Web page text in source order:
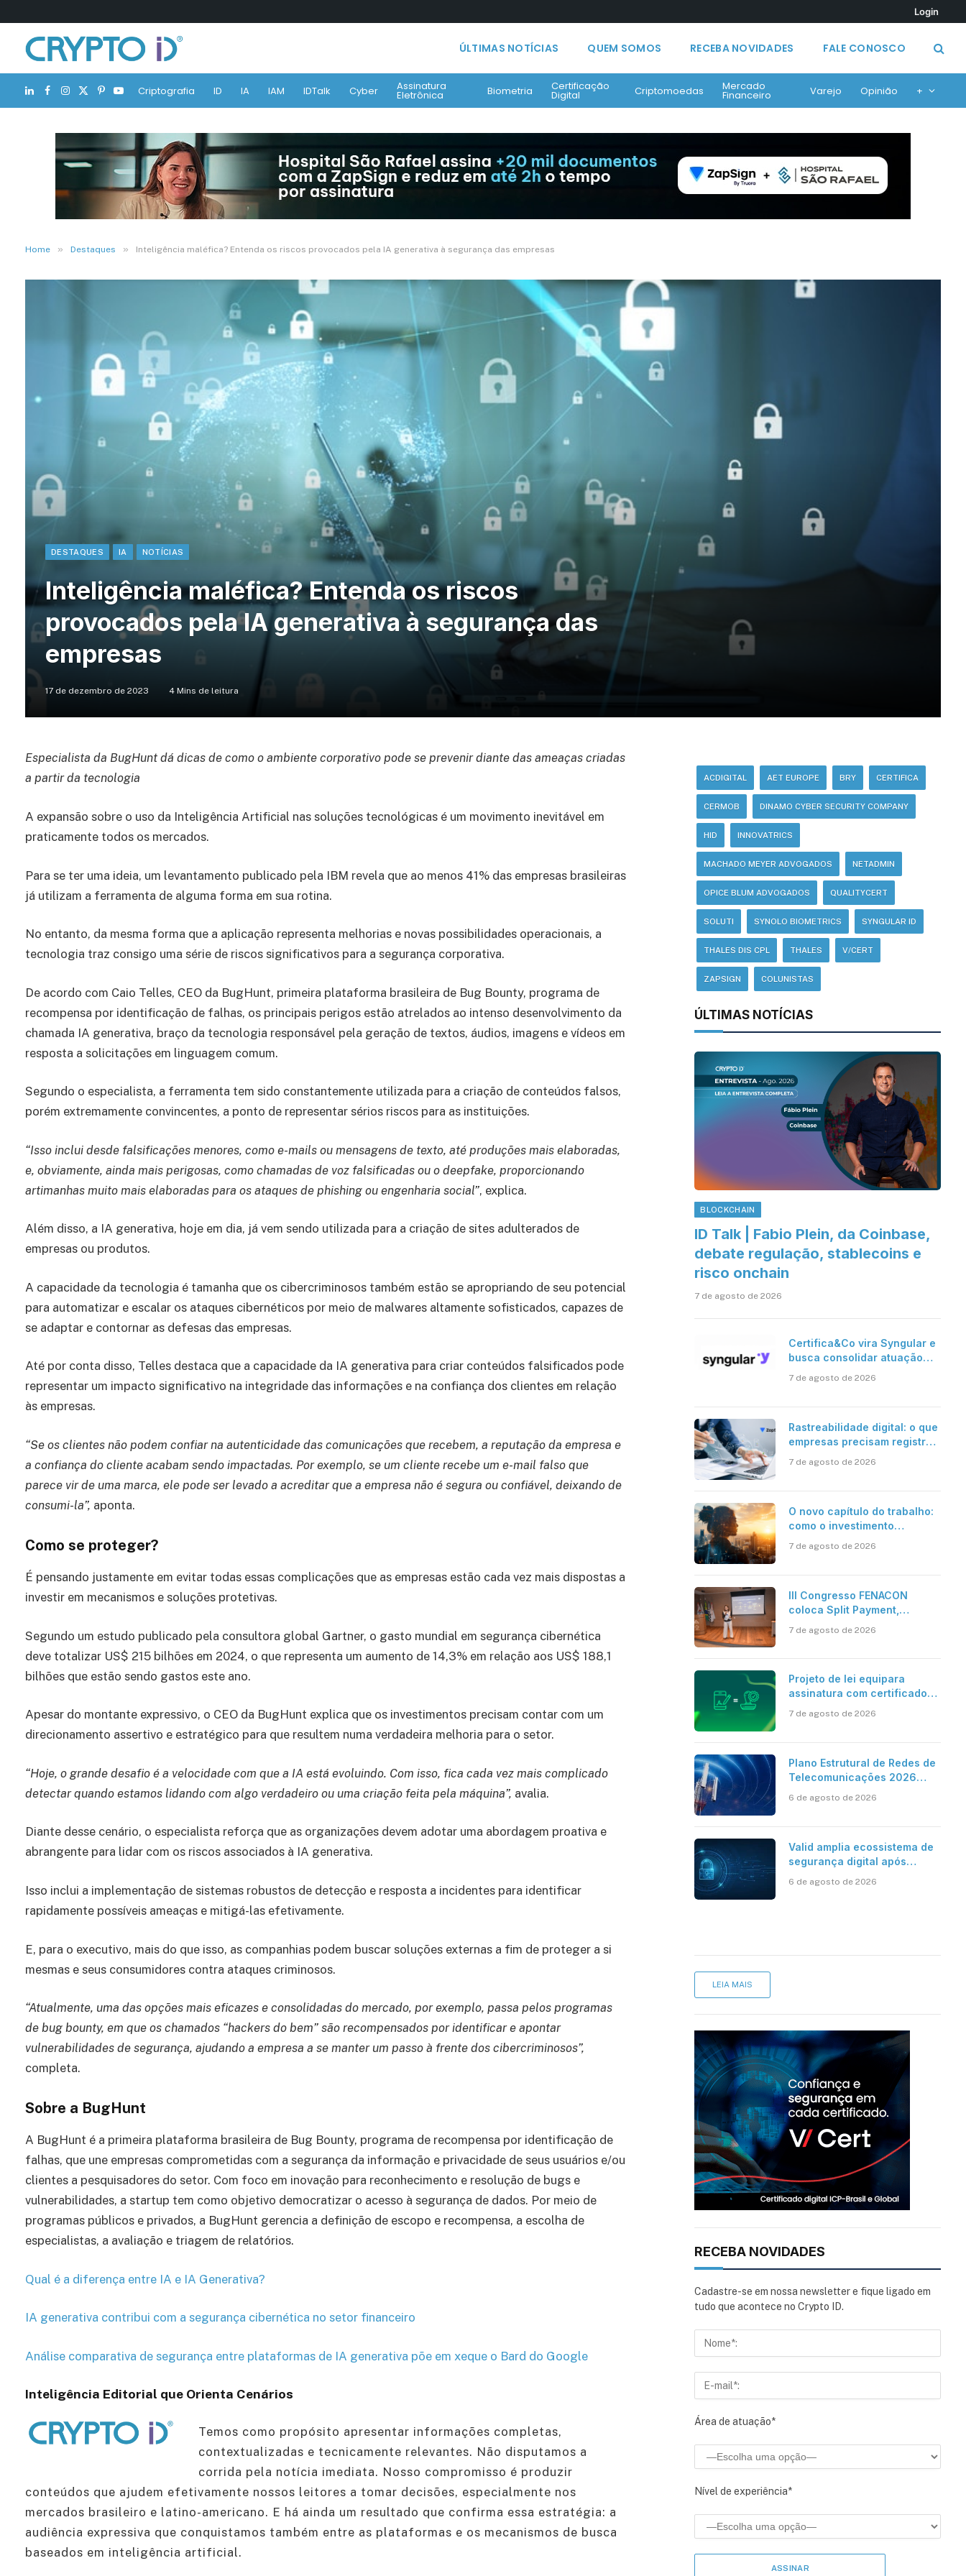
Login
ÚLTIMAS NOTÍCIAS QUEM SOMOS RECEBA NOVIDADES FALE CONOSCO
LinkedIn
Facebook
Instagram
X
(Twitter)
Pinterest
YouTubeCriptografia ID IA IAM IDTalk Cyber Assinatura
Eletrônica Biometria Certificação
Digital Criptomoedas Mercado
Financeiro Varejo Opinião +
Home » Destaques » Inteligência maléfica? Entenda os riscos provocados pela IA generativa à segurança das empresas
DESTAQUES IA NOTÍCIAS
Inteligência maléfica? Entenda os riscos
provocados pela IA generativa à segurança das
empresas
17 de dezembro de 2023 4 Mins de leitura
Especialista da BugHunt dá dicas de como o ambiente corporativo pode se prevenir diante das ameaças criadas
a partir da tecnologia
A expansão sobre o uso da Inteligência Artificial nas soluções tecnológicas é um movimento inevitável em
praticamente todos os mercados.
Para se ter uma ideia, um levantamento publicado pela IBM revela que ao menos 41% das empresas brasileiras
já utilizam a ferramenta de alguma forma em sua rotina.
No entanto, da mesma forma que a aplicação representa melhorias e novas possibilidades operacionais, a
tecnologia traz consigo uma série de riscos significativos para a segurança corporativa.
De acordo com Caio Telles, CEO da BugHunt, primeira plataforma brasileira de Bug Bounty, programa de
recompensa por identificação de falhas, os principais perigos estão atrelados ao intenso desenvolvimento da
chamada IA generativa, braço da tecnologia responsável pela geração de textos, áudios, imagens e vídeos em
resposta a solicitações em linguagem comum.
Segundo o especialista, a ferramenta tem sido constantemente utilizada para a criação de conteúdos falsos,
porém extremamente convincentes, a ponto de representar sérios riscos para as instituições.
“Isso inclui desde falsificações menores, como e-mails ou mensagens de texto, até produções mais elaboradas,
e, obviamente, ainda mais perigosas, como chamadas de voz falsificadas ou o deepfake, proporcionando
artimanhas muito mais elaboradas para os ataques de phishing ou engenharia social”, explica.
Além disso, a IA generativa, hoje em dia, já vem sendo utilizada para a criação de sites adulterados de
empresas ou produtos.
A capacidade da tecnologia é tamanha que os cibercriminosos também estão se apropriando de seu potencial
para automatizar e escalar os ataques cibernéticos por meio de malwares altamente sofisticados, capazes de
se adaptar e contornar as defesas das empresas.
Até por conta disso, Telles destaca que a capacidade da IA generativa para criar conteúdos falsificados pode
representar um impacto significativo na integridade das informações e na confiança dos clientes em relação
às empresas.
“Se os clientes não podem confiar na autenticidade das comunicações que recebem, a reputação da empresa e
a confiança do cliente acabam sendo impactadas. Por exemplo, se um cliente recebe um e-mail falso que
parece vir de uma marca, ele pode ser levado a acreditar que a empresa não é segura ou confiável, deixando de
consumi-la”, aponta.
Como se proteger?
É pensando justamente em evitar todas essas complicações que as empresas estão cada vez mais dispostas a
investir em mecanismos e soluções protetivas.
Segundo um estudo publicado pela consultora global Gartner, o gasto mundial em segurança cibernética
deve totalizar US$ 215 bilhões em 2024, o que representa um aumento de 14,3% em relação aos US$ 188,1
bilhões que estão sendo gastos este ano.
Apesar do montante expressivo, o CEO da BugHunt explica que os investimentos precisam contar com um
direcionamento assertivo e estratégico para que resultem numa verdadeira melhoria para o setor.
“Hoje, o grande desafio é a velocidade com que a IA está evoluindo. Com isso, fica cada vez mais complicado
detectar quando estamos lidando com algo verdadeiro ou uma criação feita pela máquina”, avalia.
Diante desse cenário, o especialista reforça que as organizações devem adotar uma abordagem proativa e
abrangente para lidar com os riscos associados à IA generativa.
Isso inclui a implementação de sistemas robustos de detecção e resposta a incidentes para identificar
rapidamente possíveis ameaças e mitigá-las efetivamente.
E, para o executivo, mais do que isso, as companhias podem buscar soluções externas a fim de proteger a si
mesmas e seus consumidores contra ataques criminosos.
“Atualmente, uma das opções mais eficazes e consolidadas do mercado, por exemplo, passa pelos programas
de bug bounty, em que os chamados “hackers do bem” são recompensados por identificar e apontar
vulnerabilidades de segurança, ajudando a empresa a se manter um passo à frente dos cibercriminosos”,
completa.
Sobre a BugHunt
A BugHunt é a primeira plataforma brasileira de Bug Bounty, programa de recompensa por identificação de
falhas, que une empresas comprometidas com a segurança da informação e privacidade de seus usuários e/ou
clientes a pesquisadores do setor. Com foco em inovação para reconhecimento e resolução de bugs e
vulnerabilidades, a startup tem como objetivo democratizar o acesso à segurança de dados. Por meio de
programas públicos e privados, a BugHunt gerencia a definição de escopo e recompensa, a escolha de
especialistas, a avaliação e triagem de relatórios.
Qual é a diferença entre IA e IA Generativa?
IA generativa contribui com a segurança cibernética no setor financeiro
Análise comparativa de segurança entre plataformas de IA generativa põe em xeque o Bard do Google
Inteligência Editorial que Orienta Cenários
Temos como propósito apresentar informações completas,
contextualizadas e tecnicamente relevantes. Não disputamos a
corrida pela notícia imediata. Nosso compromisso é produzir
conteúdos que ajudem efetivamente nossos leitores a tomar decisões, especialmente nos
mercados brasileiro e latino-americano. E há ainda um resultado que confirma essa estratégia: a
audiência expressiva que conquistamos também entre as plataformas e os mecanismos de busca
baseados em inteligência artificial.
ACDIGITAL AET EUROPE BRY CERTIFICA
CERMOB DINAMO CYBER SECURITY COMPANY
HID INNOVATRICS
MACHADO MEYER ADVOGADOS NETADMIN
OPICE BLUM ADVOGADOS QUALITYCERT
SOLUTI SYNOLO BIOMETRICS SYNGULAR ID
THALES DIS CPL THALES V/CERT
ZAPSIGN COLUNISTAS
ÚLTIMAS NOTÍCIAS
BLOCKCHAIN
ID Talk | Fabio Plein, da Coinbase,
debate regulação, stablecoins e
risco onchain
7 de agosto de 2026
Certifica&Co vira Syngular e
busca consolidar atuação
7 de agosto de 2026
Rastreabilidade digital: o que
empresas precisam registrar
7 de agosto de 2026
O novo capítulo do trabalho:
como o investimento
científica revela a
7 de agosto de 2026
III Congresso FENACON
coloca Split Payment,
centro dos debates
7 de agosto de 2026
Projeto de lei equipara
assinatura com certificado
reconhecimento de firma em
7 de agosto de 2026
Plano Estrutural de Redes de
Telecomunicações 2026
móvel, mas mantém desafio
6 de agosto de 2026
Valid amplia ecossistema de
segurança digital após
6 de agosto de 2026
LEIA MAIS
RECEBA NOVIDADES
Cadastre-se em nossa newsletter e fique ligado em
tudo que acontece no Crypto ID.
Área de atuação*
Nível de experiência*